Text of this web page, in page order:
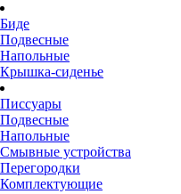
Биде
Подвесные
Напольные
Крышка-сиденье
Писсуары
Подвесные
Напольные
Смывные устройства
Перегородки
Комплектующие